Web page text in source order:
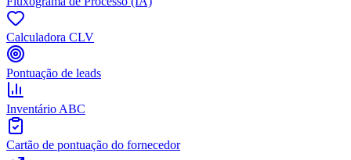
Calculadora CLV
Pontuação de leads
Inventário ABC
Cartão de pontuação do fornecedor